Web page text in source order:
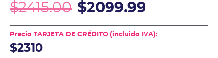
$2415.00 $2099.99
Precio TARJETA DE CRÉDITO (incluido IVA):
$2310